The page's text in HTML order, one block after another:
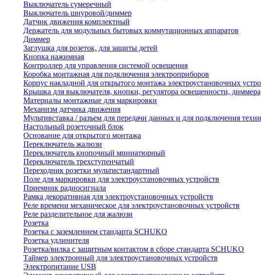
Выключатель сумеречный
Выключатель шнуровой/диммер
Датчик движения комплектный
Держатель для модульных бытовых коммутационных аппаратов
Диммер
Заглушка для розеток, для защиты детей
Кнопка нажимная
Контроллер для управления системой освещения
Коробка монтажная для подключения электроприборов
Корпус накладной для открытого монтажа электроустановочных
Крышка для выключателя, кнопки, регулятора освещенности,
Материалы монтажные для маркировки
Механизм датчика движения
Мультивставка / разъем для передачи данных и для подключения
Настольный розеточный блок
Основание для открытого монтажа
Переключатель жалюзи
Переключатель кнопочный миниатюрный
Переключатель трехступенчатый
Переходник розетки мультистандартный
Поле для маркировки для электроустановочных устройств
Приемник радиосигнала
Рамка декоративная для электроустановочных устройств
Реле времени механическое для электроустановочных устройств
Реле разделительное для жалюзи
Розетка
Розетка с заземлением стандарта SCHUKO
Розетка удлинителя
Розетка/вилка с защитным контактом в сборе стандарта SCHUKO
Таймер электронный для электроустановочных устройств
Электропитание USB